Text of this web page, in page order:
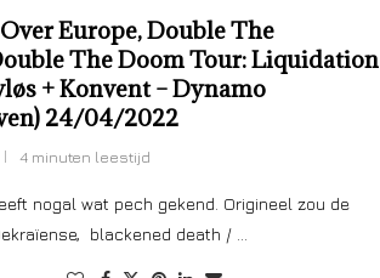
Europe, Double The
The Doom Tour: Liquidation
+ Konvent – Dynamo
24/04/2022
4 minuten leestijd
nogal wat pech gekend. Origineel zou de
blackened death / …